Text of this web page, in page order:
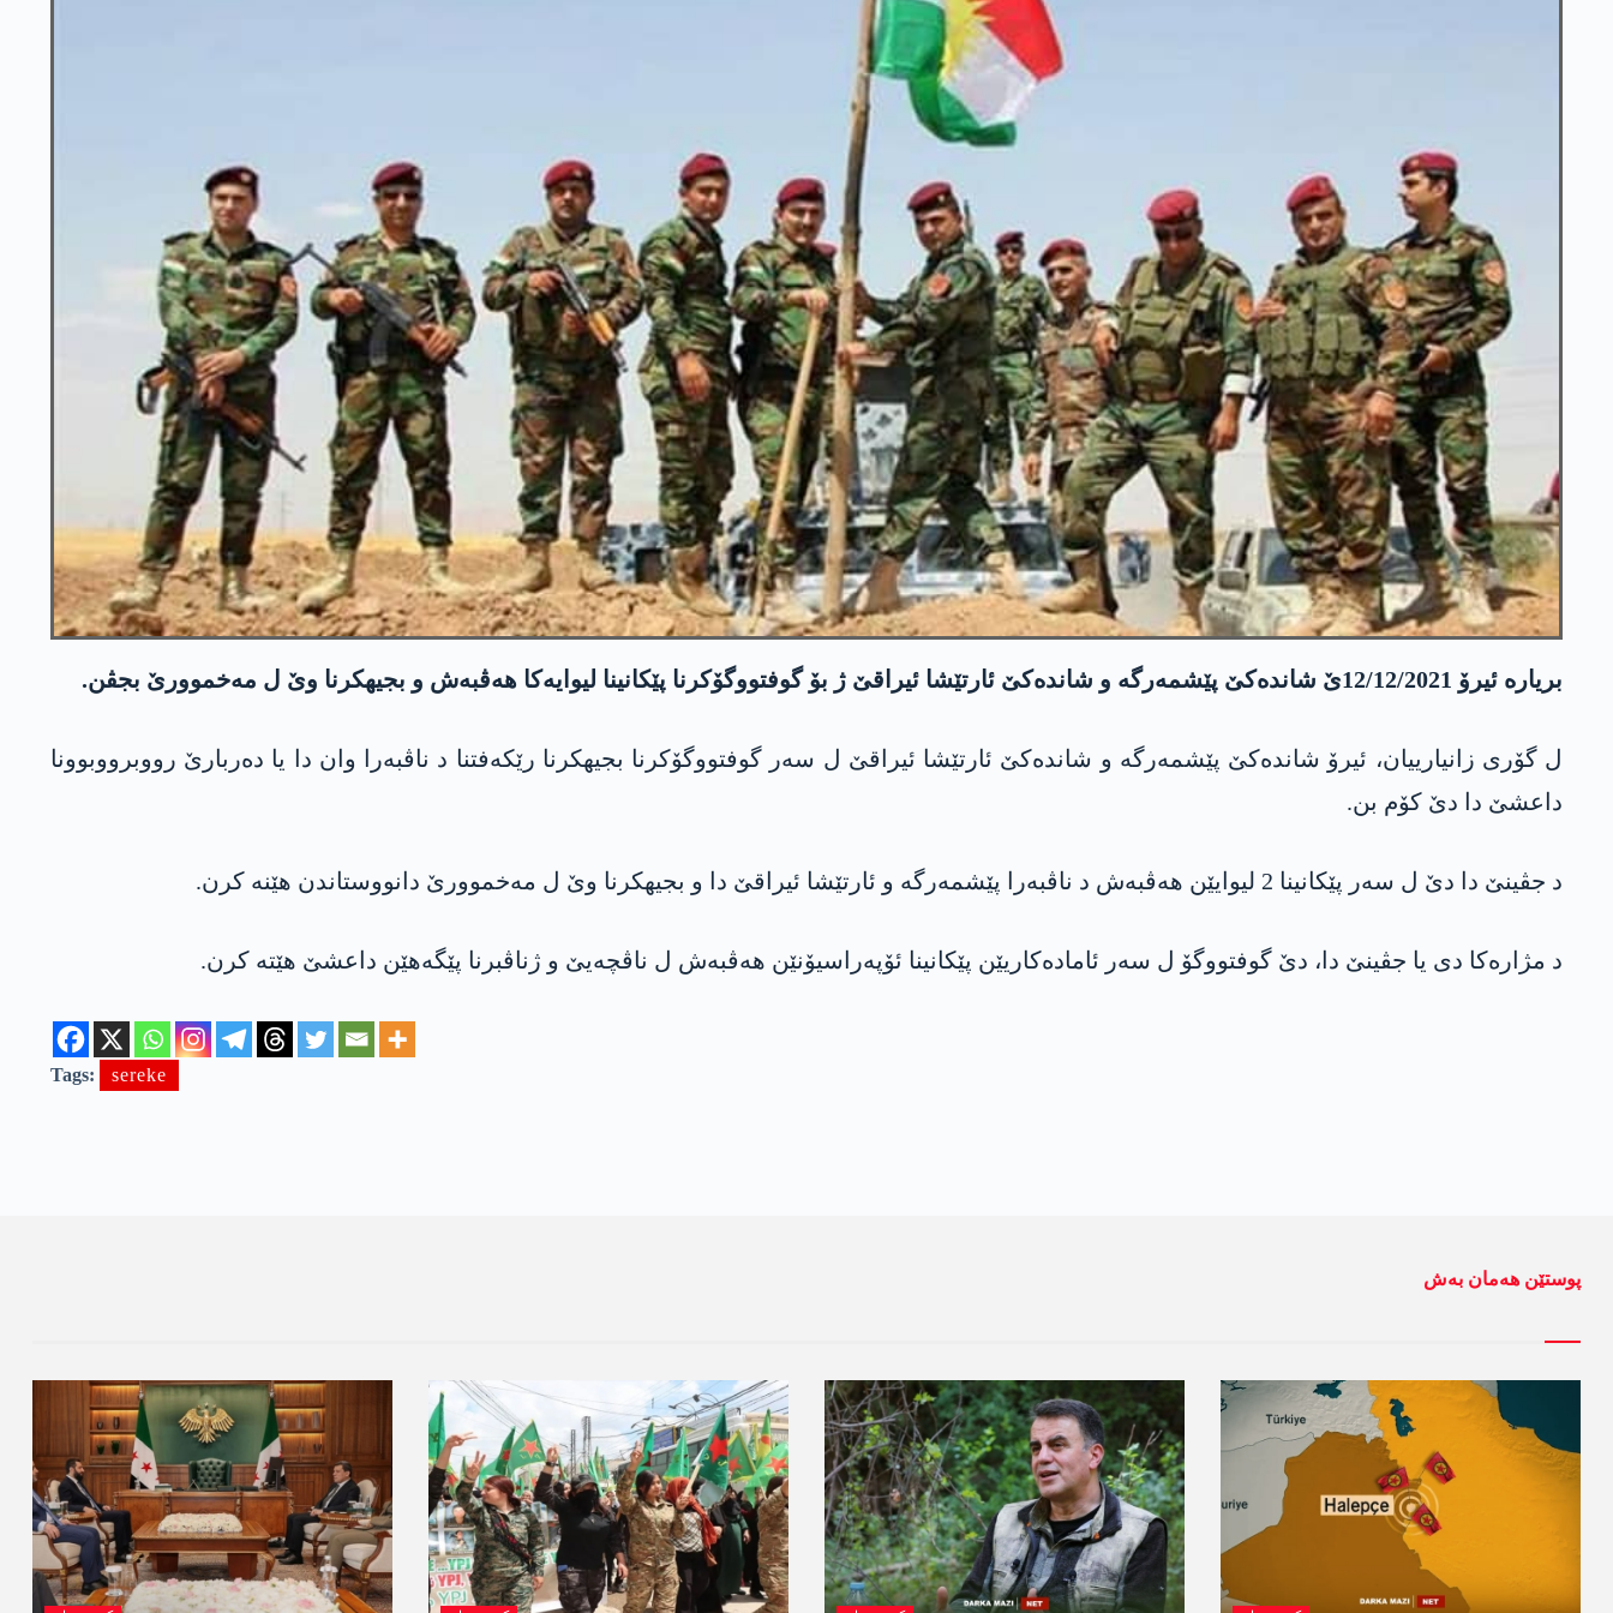
بریارە ئیرۆ 12/12/2021ێ شاندەکێ پێشمەرگە و شاندەکێ ئارتێشا ئیراقێ ژ بۆ گوفتووگۆکرنا پێکانینا لیوایەکا ھەڤبەش و بجیهکرنا وێ ل مەخموورێ بجڤن.
ل گۆری زانیارییان، ئیرۆ شاندەکێ پێشمەرگە و شاندەکێ ئارتێشا ئیراقێ ل سەر گوفتووگۆکرنا بجیھکرنا رێکەفتنا د ناڤبەرا وان دا یا دەربارێ رووبرووبوونا
داعشێ دا دێ کۆم بن.
د جڤینێ دا دێ ل سەر پێکانینا 2 لیوایێن ھەڤبەش د ناڤبەرا پێشمەرگە و ئارتێشا ئیراقێ دا و بجیھکرنا وێ ل مەخموورێ دانووستاندن هێنە کرن.
د مژارەکا دی یا جڤینێ دا، دێ گوفتووگۆ ل سەر ئامادەکاریێن پێکانینا ئۆپەراسیۆنێن ھەڤبەش ل ناڤچەیێ و ژناڤبرنا پێگەھێن داعشێ هێتە کرن.
Tags: sereke
پوستێن ھەمان بەش